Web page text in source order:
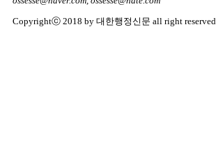
Copyrightⓒ 2018 by 대한행정신문 all right reserved.